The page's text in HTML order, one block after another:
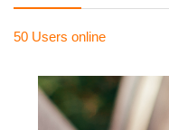
50 Users online